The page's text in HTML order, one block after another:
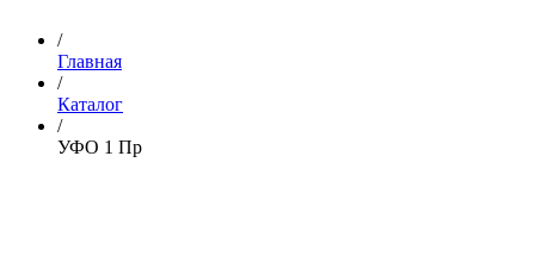
/
Главная
/
Каталог
/
УФО 1 Пр